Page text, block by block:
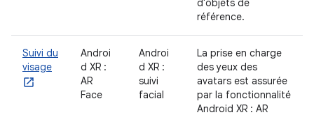
d'objets de
référence.
Suivi du
visage
Androi
d XR :
AR
Face
Androi
d XR :
suivi
facial
La prise en charge
des yeux des
avatars est assurée
par la fonctionnalité
Android XR : AR